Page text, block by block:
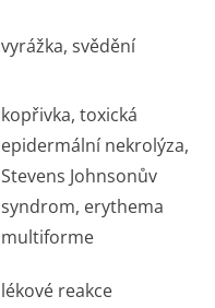
vyrážka, svědění
kopřivka, toxická
epidermální nekrolýza,
Stevens Johnsonův
syndrom, erythema
multiforme
lékové reakce